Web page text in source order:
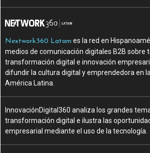
Nextwork360 Latam es la red en
medios de comunicación digitales B2B sobre
transformación digital e innovación
difundir la cultura digital y emprendedora en
América Latina.
InnovaciónDigital360 analiza los grandes
transformación digital e ilustra las
empresarial mediante el uso de la tecnología.